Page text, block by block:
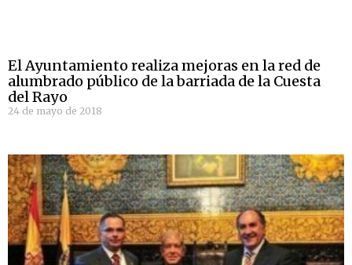
El Ayuntamiento realiza mejoras en la red de
alumbrado público de la barriada de la Cuesta
del Rayo
24 de mayo de 2018